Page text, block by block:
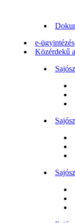
e-ügyintézés
Közérdekű